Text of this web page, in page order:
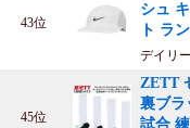
43位
シュ
ト ラ
デイリ
45位
ZETT
裏ブラ
試合